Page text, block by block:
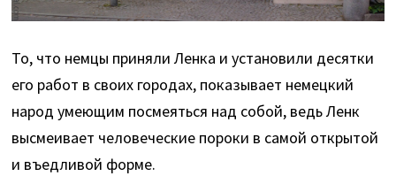
То, что немцы приняли Ленка и установили десятки
его работ в своих городах, показывает немецкий
народ умеющим посмеяться над собой, ведь Ленк
высмеивает человеческие пороки в самой открытой
и въедливой форме.